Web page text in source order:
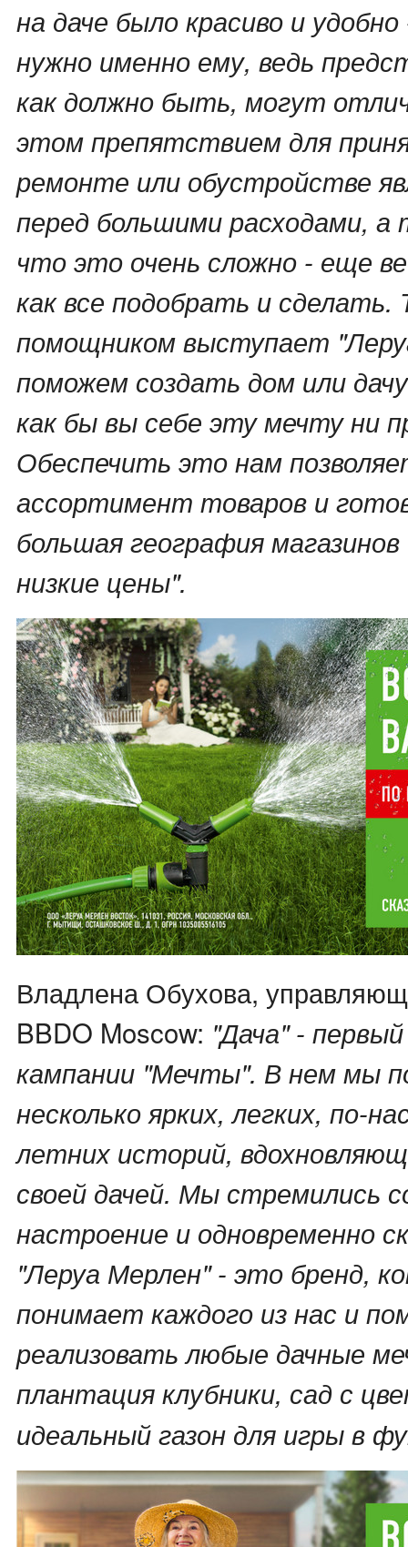
на даче было красиво и
нужно именно ему, ведь
как должно быть, могут
этом препятствием для
ремонте или обустройстве
перед большими расходами, а
что это очень сложно - еще
как все подобрать и
помощником выступает
поможем создать дом или
как бы вы себе эту мечту ни
Обеспечить это нам
ассортимент товаров и
большая география
низкие цены".
Владлена Обухова,
BBDO Moscow: "Дача" -
кампании "Мечты". В нем мы
несколько ярких, легких, по-
летних историй,
своей дачей. Мы стремились
настроение и одновременно
"Леруа Мерлен" - это бренд,
понимает каждого из нас и
реализовать любые дачные
плантация клубники, сад с
идеальный газон для игры в